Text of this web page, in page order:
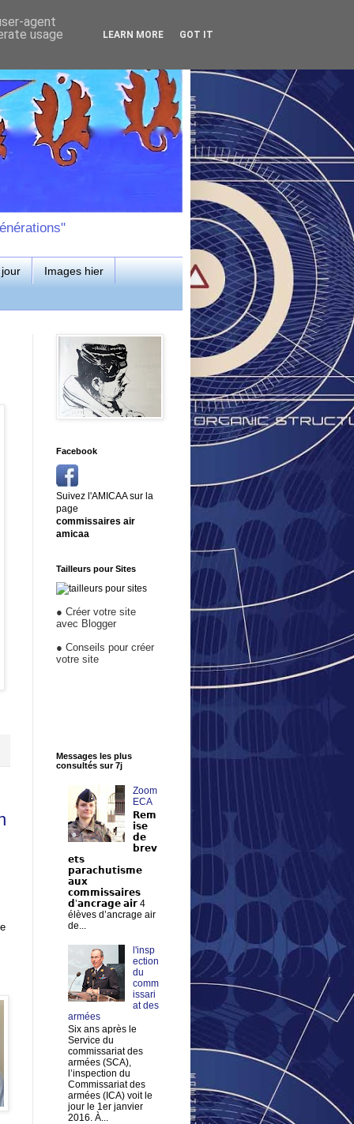
Images hier
Facebook
Suivez l'AMICAA sur la
page
commissaires air
amicaa
Tailleurs pour Sites
● Créer votre site
avec Blogger
● Conseils pour créer
votre site
Messages les plus
consultés sur 7j
Zoom
ECA
𝗥𝗲𝗺
𝗶𝘀𝗲
𝗱𝗲
𝗯𝗿𝗲𝘃
𝗲𝘁𝘀
𝗽𝗮𝗿𝗮𝗰𝗵𝘂𝘁𝗶𝘀𝗺𝗲
𝗮𝘂𝘅
𝗰𝗼𝗺𝗺𝗶𝘀𝘀𝗮𝗶𝗿𝗲𝘀
𝗱’𝗮𝗻𝗰𝗿𝗮𝗴𝗲 𝗮𝗶𝗿 4
élèves d’ancrage air
de...
l'insp
ection
du
comm
issari
at des
armées
Six ans après le
Service du
commissariat des
armées (SCA),
l’inspection du
Commissariat des
armées (ICA) voit le
jour le 1er janvier
2016. À...
agent
usage
LEARN MORE GOT IT